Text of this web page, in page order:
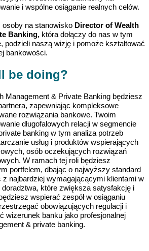
i wspólne osiąganie realnych celów.
na stanowisko Director of Wealth
Banking, która dołączy do nas w tym
podzieli naszą wizję i pomoże kształtować
bankowości.
be doing?
Management & Private Banking będziesz
zapewniając kompleksowe
rozwiązania bankowe. Twoim
długofalowych relacji w segmencie
banking w tym analiza potrzeb
usług i produktów wspierających
osób oczekujących rozwiązań
W ramach tej roli będziesz
portfelem, dbając o najwyższy standard
z najbardziej wymagającącymi klientami w
które zwiększa satysfakcję i
wspierać zespół w osiąganiu
obowiązujących regulacji i
wizerunek banku jako profesjonalnej
& private banking.